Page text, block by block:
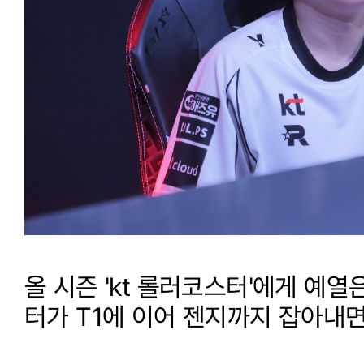
올 시즌 'kt 롤러코스터'에게 예열
터가 T1에 이어 젠지까지 잡아내